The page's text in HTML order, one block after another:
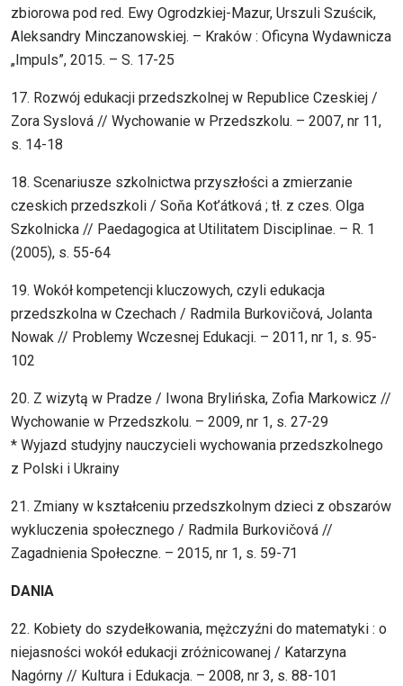
zbiorowa pod red. Ewy Ogrodzkiej-Mazur, Urszuli Szuścik,
Aleksandry Minczanowskiej. – Kraków : Oficyna Wydawnicza
„Impuls”, 2015. – S. 17-25
17. Rozwój edukacji przedszkolnej w Republice Czeskiej /
Zora Syslová // Wychowanie w Przedszkolu. – 2007, nr 11,
s. 14-18
18. Scenariusze szkolnictwa przyszłości a zmierzanie
czeskich przedszkoli / Soňa Kot’átková ; tł. z czes. Olga
Szkolnicka // Paedagogica at Utilitatem Disciplinae. – R. 1
(2005), s. 55-64
19. Wokół kompetencji kluczowych, czyli edukacja
przedszkolna w Czechach / Radmila Burkovičová, Jolanta
Nowak // Problemy Wczesnej Edukacji. – 2011, nr 1, s. 95-
102
20. Z wizytą w Pradze / Iwona Brylińska, Zofia Markowicz //
Wychowanie w Przedszkolu. – 2009, nr 1, s. 27-29
* Wyjazd studyjny nauczycieli wychowania przedszkolnego
z Polski i Ukrainy
21. Zmiany w kształceniu przedszkolnym dzieci z obszarów
wykluczenia społecznego / Radmila Burkovičová //
Zagadnienia Społeczne. – 2015, nr 1, s. 59-71
DANIA
22. Kobiety do szydełkowania, mężczyźni do matematyki : o
niejasności wokół edukacji zróżnicowanej / Katarzyna
Nagórny // Kultura i Edukacja. – 2008, nr 3, s. 88-101